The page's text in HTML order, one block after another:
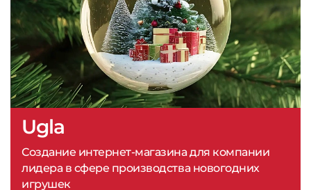
Ugla
Создание интернет-магазина для компании
лидера в сфере производства новогодних
игрушек